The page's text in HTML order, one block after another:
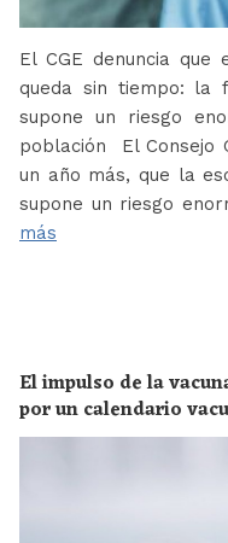
El CGE denuncia que
queda sin tiempo: la
supone un riesgo
población El Consejo
un año más, que la
supone un riesgo
más
El impulso de la
por un calendario